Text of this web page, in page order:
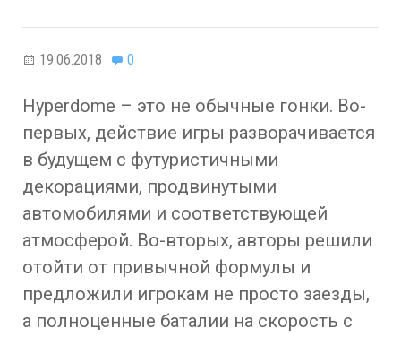
19.06.2018 0
Hyperdome – это не обычные гонки. Во-
первых, действие игры разворачивается
в будущем с футуристичными
декорациями, продвинутыми
автомобилями и соответствующей
атмосферой. Во-вторых, авторы решили
отойти от привычной формулы и
предложили игрокам не просто заезды,
а полноценные баталии на скорость с